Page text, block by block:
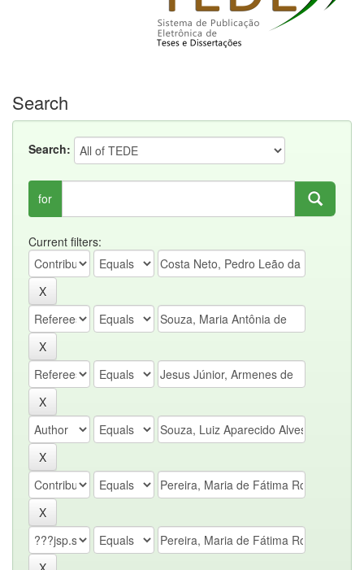
Search
Search:
for
Current filters: